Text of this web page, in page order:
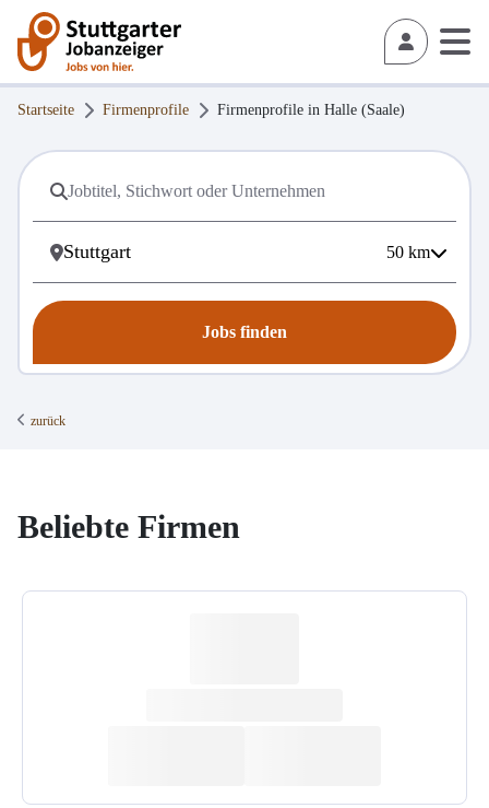
Startseite Firmenprofile Firmenprofile in Halle (Saale)
50 km
Jobs finden
zurück
Beliebte Firmen